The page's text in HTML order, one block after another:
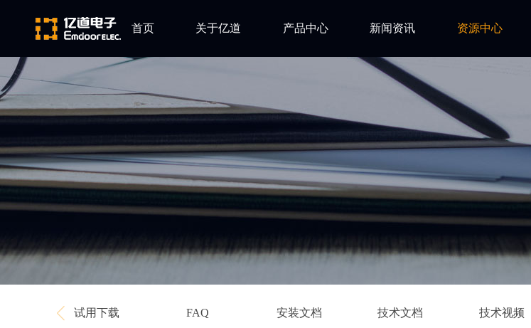
首页 关于亿道
企业文化
产品中心
Ansys
Qt
Green Hills
Minitab
Visu-IT
Source Insight
新闻资讯
亿道动态
市场活动
资源中心
安装文档
技术文档
网络研讨会
试用下载 FAQ 安装文档 技术文档 技术视频